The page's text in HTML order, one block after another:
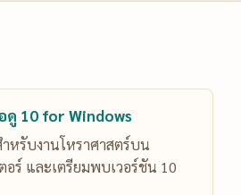
ดู 10 for Windows
หรับงานโหราศาสตร์บน
อร์ และเตรียมพบเวอร์ชัน 10